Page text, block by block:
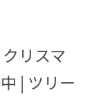
リスマ
| ツリー